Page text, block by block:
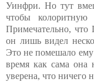
Уинфри. Но тут
чтобы колоритную
Примечательно, что
он лишь видел
Это не помешало ему
время как сама она
уверена, что ничего